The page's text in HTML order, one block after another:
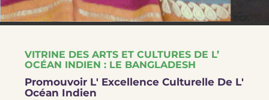
VITRINE DES ARTS ET CULTURES DE L’
OCÉAN INDIEN : LE BANGLADESH
Promouvoir L' Excellence Culturelle De L'
Océan Indien